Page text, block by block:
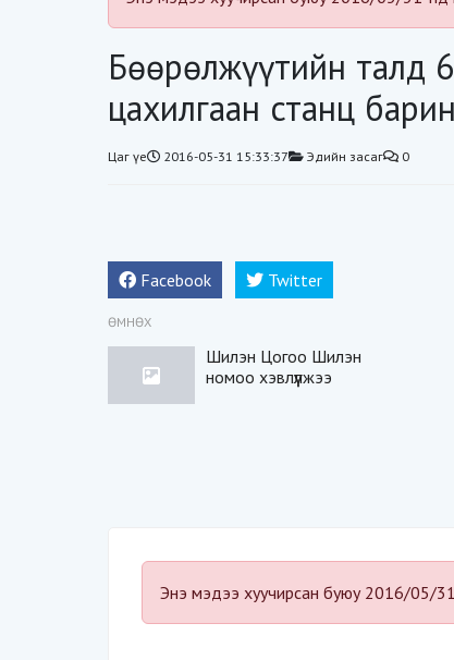
Бөөрөлжүүтийн талд
цахилгаан станц
Цаг үе 2016-05-31 15:33:37 Эдийн засаг 0
Facebook Twitter
ӨМНӨХ
Шилэн Цогоо Шилэн
номоо хэвлүүлжээ
Энэ мэдээ хуучирсан буюу 2016/05/